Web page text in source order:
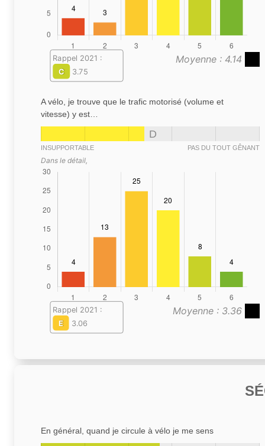
Moyenne : 4.14
Rappel 2021 :
C
3.75
A vélo, je trouve que le trafic motorisé (volume et
vitesse) y est…
D
INSUPPORTABLE PAS DU TOUT GÊNANT
Dans le détail,
Moyenne : 3.36
Rappel 2021 :
E
3.06
En général, quand je circule à vélo je me sens